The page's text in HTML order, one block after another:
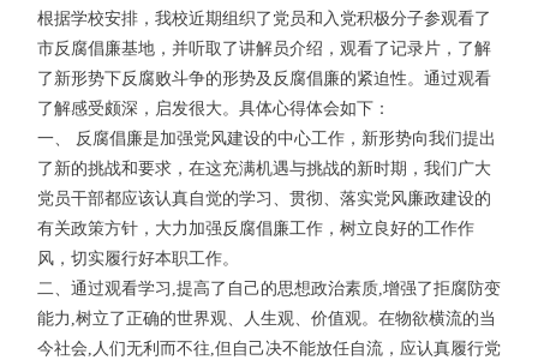
根据学校安排，我校近期组织了党员和入党积极分子参观看了
市反腐倡廉基地，并听取了讲解员介绍，观看了记录片，了解
了新形势下反腐败斗争的形势及反腐倡廉的紧迫性。通过观看
了解感受颇深，启发很大。具体心得体会如下：
一、 反腐倡廉是加强党风建设的中心工作，新形势向我们提出
了新的挑战和要求，在这充满机遇与挑战的新时期，我们广大
党员干部都应该认真自觉的学习、贯彻、落实党风廉政建设的
有关政策方针，大力加强反腐倡廉工作，树立良好的工作作
风，切实履行好本职工作。
二、通过观看学习,提高了自己的思想政治素质,增强了拒腐防变
能力,树立了正确的世界观、人生观、价值观。在物欲横流的当
今社会,人们无利而不往,但自己决不能放任自流，应认真履行党